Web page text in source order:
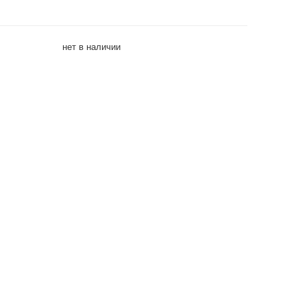
нет в наличии